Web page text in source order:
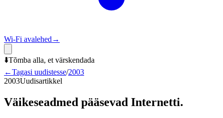
Wi‑Fi avalehed →
⬇️Tõmba alla, et värskendada
←Tagasi uudistesse/2003
2003Uudisartikkel
Väikeseadmed pääsevad Internetti.